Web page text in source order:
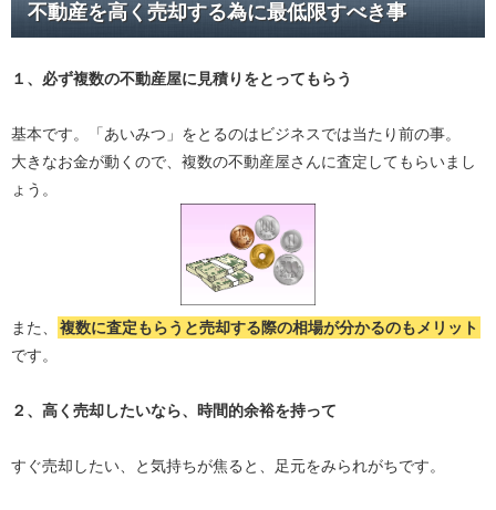
不動産を高く売却する為に最低限すべき事
１、必ず複数の不動産屋に見積り をとってもらう
基本です。「あいみつ」をとるのはビジネスでは当たり前の事。
大きなお金が動くので、複数の不動産屋さんに査定してもらいまし
ょう。
また、 複数に査定もらうと売却する際の相場が分かるのもメリット
です。
２、高く売却したいなら、時間的余裕を持って
すぐ売却したい、と気持ちが焦ると、足元をみられがちです。